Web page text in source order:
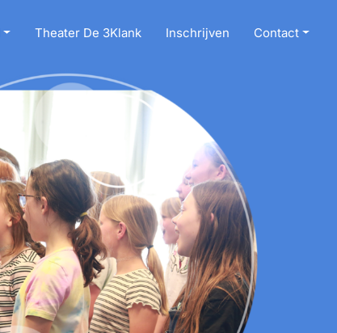
Theater De 3Klank Inschrijven Contact